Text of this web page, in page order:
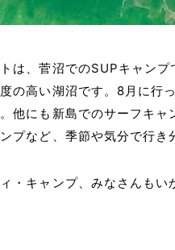
は、菅沼でのSUPキャン
の高い湖沼です。8月に行
他にも新島でのサーフキ
プなど、季節や気分で行き
・キャンプ、みなさんもい